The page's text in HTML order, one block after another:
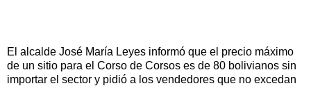
El alcalde José María Leyes informó que el precio máximo
de un sitio para el Corso de Corsos es de 80 bolivianos sin
importar el sector y pidió a los vendedores que no excedan